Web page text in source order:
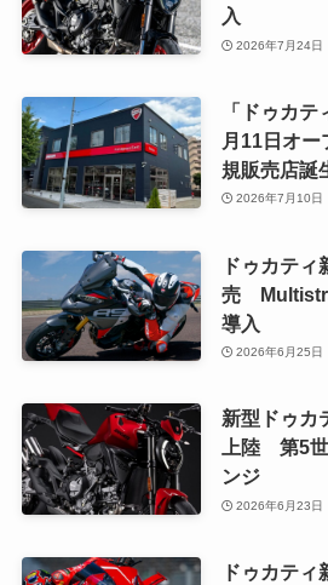
入
2026年7月24日
「ドゥカ
月11日オ
規販売店誕
2026年7月10日
ドゥカティ
売
導入
2026年6月25日
新型ドゥカ
上陸 第5
ンジ
2026年6月23日
ドゥカテ